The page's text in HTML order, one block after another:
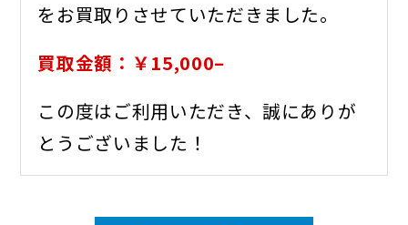
をお買取りさせていただきました。
買取金額：￥15,000–
この度はご利用いただき、誠にありが
とうございました！